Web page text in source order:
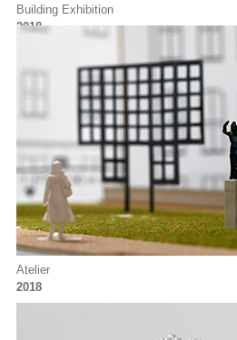
Building Exhibition
2018
Atelier
2018